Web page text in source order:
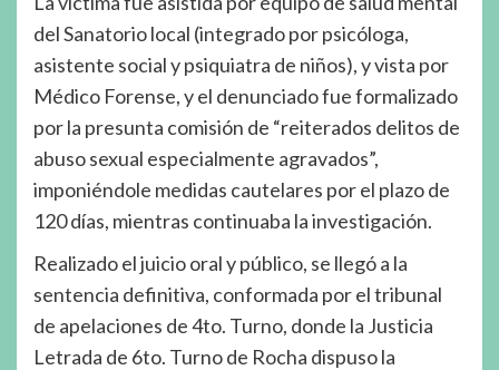
del Sanatorio local (integrado por psicóloga,
asistente social y psiquiatra de niños), y vista por
Médico Forense, y el denunciado fue formalizado
por la presunta comisión de “reiterados delitos de
abuso sexual especialmente agravados”,
imponiéndole medidas cautelares por el plazo de
120 días, mientras continuaba la investigación.
Realizado el juicio oral y público, se llegó a la
sentencia definitiva, conformada por el tribunal
de apelaciones de 4to. Turno, donde la Justicia
Letrada de 6to. Turno de Rocha dispuso la